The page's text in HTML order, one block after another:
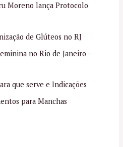
Moreno lança Protocolo
de Glúteos no RJ
no Rio de Janeiro –
que serve e Indicações
para Manchas